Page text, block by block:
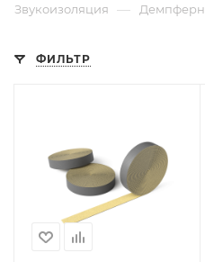
Звукоизоляция —
ФИЛЬТР